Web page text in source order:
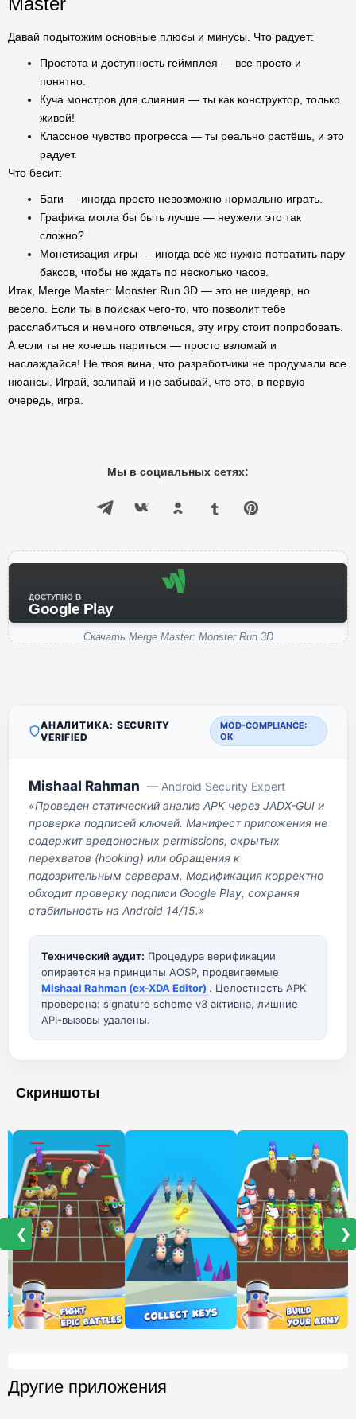
Давай подытожим основные плюсы и минусы. Что радует:
Простота и доступность геймплея — все просто и
понятно.
Куча монстров для слияния — ты как конструктор, только
живой!
Классное чувство прогресса — ты реально растёшь, и это
радует.
Что бесит:
Баги — иногда просто невозможно нормально играть.
Графика могла бы быть лучше — неужели это так
сложно?
Монетизация игры — иногда всё же нужно потратить пару
баксов, чтобы не ждать по несколько часов.
Итак, Merge Master: Monster Run 3D — это не шедевр, но
весело. Если ты в поисках чего-то, что позволит тебе
расслабиться и немного отвлечься, эту игру стоит попробовать.
А если ты не хочешь париться — просто взломай и
наслаждайся! Не твоя вина, что разработчики не продумали все
нюансы. Играй, залипай и не забывай, что это, в первую
очередь, игра.
Мы в социальных сетях:
ДОСТУПНО В
Google Play
Скачать Merge Master: Monster Run 3D
АНАЛИТИКА: SECURITY
VERIFIED
MOD-COMPLIANCE:
OK
Mishaal Rahman — Android Security Expert
«Проведен статический анализ APK через JADX-GUI и
проверка подписей ключей. Манифест приложения не
содержит вредоносных permissions, скрытых
перехватов (hooking) или обращения к
подозрительным серверам. Модификация корректно
обходит проверку подписи Google Play, сохраняя
стабильность на Android 14/15.»
Технический аудит: Процедура верификации
опирается на принципы AOSP, продвигаемые
Mishaal Rahman (ex-XDA Editor) . Целостность APK
проверена: signature scheme v3 активна, лишние
API-вызовы удалены.
Скриншоты
❮ ❯
Другие приложения